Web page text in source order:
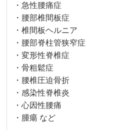
・急性腰痛症
・腰部椎間板症
・椎間板ヘルニア
・腰部脊柱管狭窄症
・変形性脊椎症
・骨粗鬆症
・腰椎圧迫骨折
・感染性脊椎炎
・心因性腰痛
・腫瘍 など